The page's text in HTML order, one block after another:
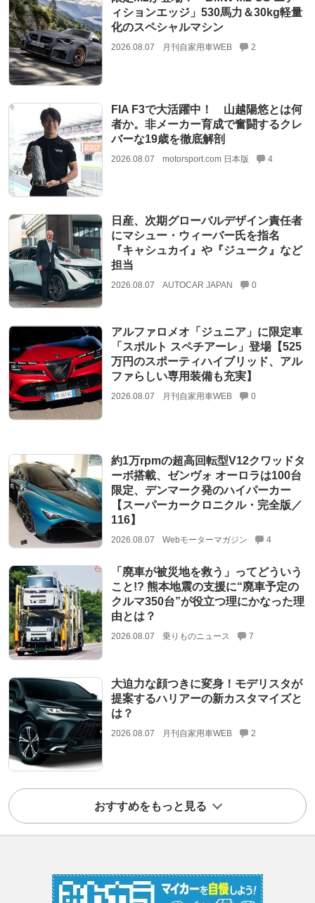
ィションエッジ」530馬力＆30kg軽量
化のスペシャルマシン
2026.08.07 月刊自家用車WEB 2
FIA F3で大活躍中！ 山越陽悠とは何
者か。非メーカー育成で奮闘するクレ
バーな19歳を徹底解剖
2026.08.07 motorsport.com 日本版 4
日産、次期グローバルデザイン責任者
にマシュー・ウィーバー氏を指名
『キャシュカイ』や『ジューク』など
担当
2026.08.07 AUTOCAR JAPAN 0
アルファロメオ「ジュニア」に限定車
「スポルト スペチアーレ」登場【525
万円のスポーティハイブリッド、アル
ファらしい専用装備も充実】
2026.08.07 月刊自家用車WEB 0
約1万rpmの超高回転型V12クワッドタ
ーボ搭載、ゼンヴォ オーロラは100台
限定、デンマーク発のハイパーカー
【スーパーカークロニクル・完全版／
116】
2026.08.07 Webモーターマガジン 4
「廃車が被災地を救う」ってどういう
こと!? 熊本地震の支援に“廃車予定の
クルマ350台”が役立つ理にかなった理
由とは？
2026.08.07 乗りものニュース 7
大迫力な顔つきに変身！モデリスタが
提案するハリアーの新カスタマイズと
は？
2026.08.07 月刊自家用車WEB 2
おすすめをもっと見る